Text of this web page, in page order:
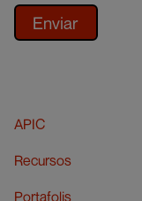
APIC
Recursos
Portafolis